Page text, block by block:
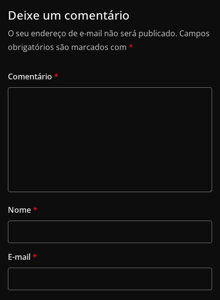
Deixe um comentário
O seu endereço de e-mail não será publicado. Campos
obrigatórios são marcados com *
Comentário *
Nome*
E-mail*